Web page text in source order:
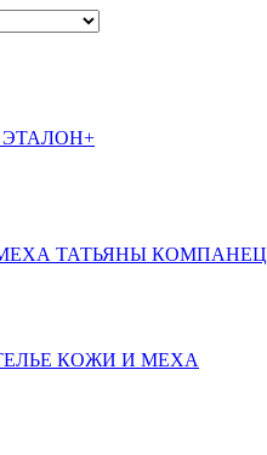
ТАТЬЯНЫ КОМПАНЕЦ
КОЖИ И МЕХА